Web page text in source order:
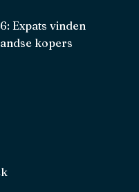
Expats vinden
kopers